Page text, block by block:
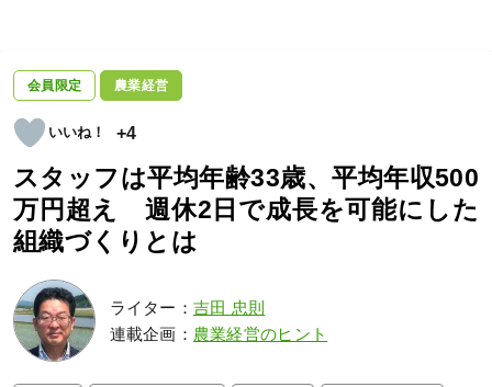
会員限定 農業経営
+4
スタッフは平均年齢33歳、平均年収500
万円超え 週休2日で成長を可能にした
組織づくりとは
ライター： 吉田 忠則
連載企画： 農業経営のヒント